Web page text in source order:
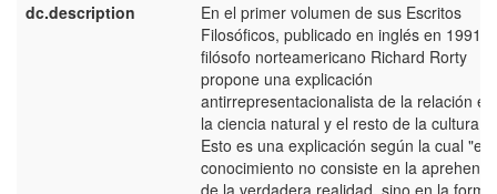
dc.description
En el primer volumen de sus Escritos
Filosóficos, publicado en inglés en 1991,
filósofo norteamericano Richard Rorty
propone una explicación
antirrepresentacionalista de la relación
la ciencia natural y el resto de la cultura.
Esto es una explicación según la cual "el
conocimiento no consiste en la
de la verdadera realidad, sino en la forma